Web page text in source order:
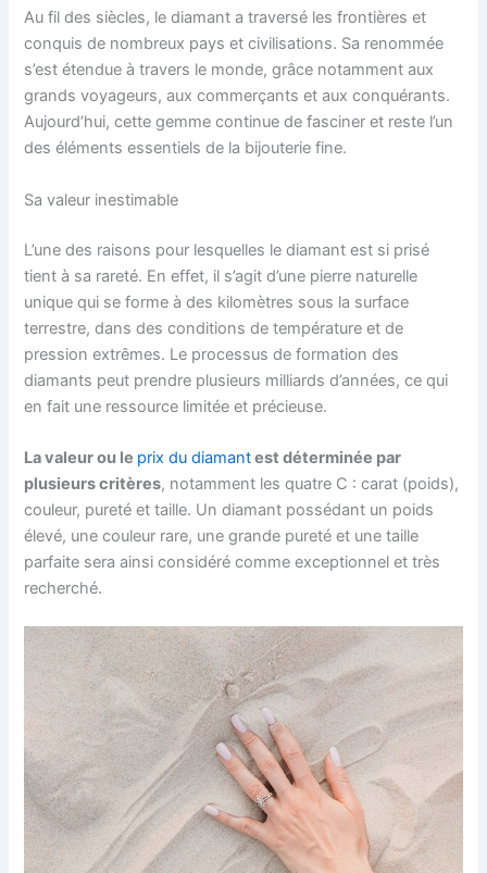
Au fil des siècles, le diamant a traversé les frontières et
conquis de nombreux pays et civilisations. Sa renommée
s’est étendue à travers le monde, grâce notamment aux
grands voyageurs, aux commerçants et aux conquérants.
Aujourd’hui, cette gemme continue de fasciner et reste l’un
des éléments essentiels de la bijouterie fine.
Sa valeur inestimable
L’une des raisons pour lesquelles le diamant est si prisé
tient à sa rareté. En effet, il s’agit d’une pierre naturelle
unique qui se forme à des kilomètres sous la surface
terrestre, dans des conditions de température et de
pression extrêmes. Le processus de formation des
diamants peut prendre plusieurs milliards d’années, ce qui
en fait une ressource limitée et précieuse.
La valeur ou le prix du diamantest déterminée par
plusieurs critères, notamment les quatre C : carat (poids),
couleur, pureté et taille. Un diamant possédant un poids
élevé, une couleur rare, une grande pureté et une taille
parfaite sera ainsi considéré comme exceptionnel et très
recherché.